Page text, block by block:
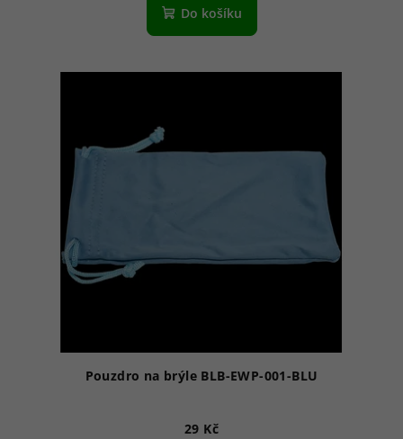
Do košíku
Pouzdro na brýle BLB-EWP-001-BLU
29 Kč